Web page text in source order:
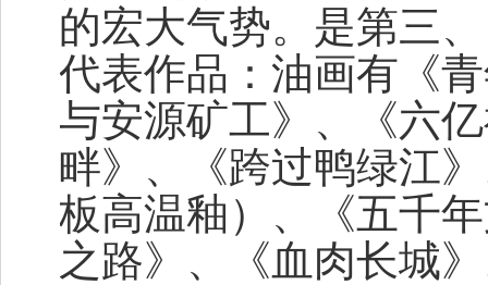
的宏大气势。是第三
代表作品：油画有《
与安源矿工》、《六
畔》、《跨过鸭绿江
板高温釉）、《五千
之路》、《血肉长城